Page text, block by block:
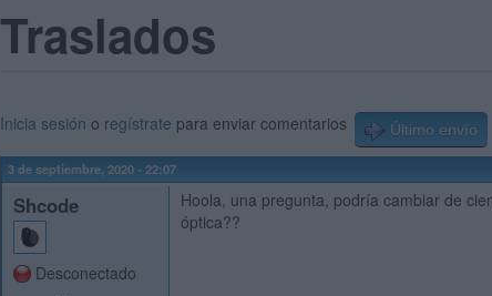
Traslados
Inicia sesión o regístrate para enviar comentarios Último envío
3 de septiembre, 2020 - 22:07
Shcode
Desconectado
Hoola, una pregunta, podría cambiar de
óptica??